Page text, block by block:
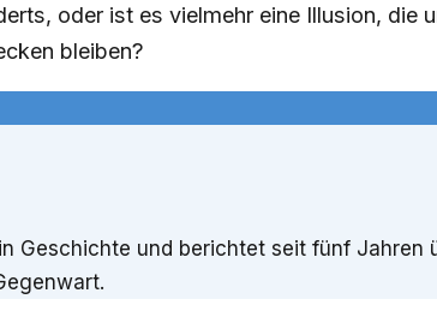
oder ist es vielmehr eine Illusion, die
bleiben?
Geschichte und berichtet seit fünf